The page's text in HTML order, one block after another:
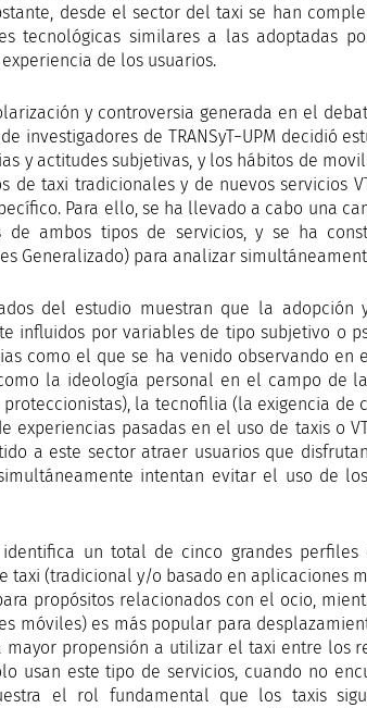
desde el sector del taxi se han
tecnológicas similares a las adoptadas
de los usuarios.
y controversia generada en el
investigadores de TRANSyT−UPM decidió
y actitudes subjetivas, y los hábitos de
de taxi tradicionales y de nuevos servicios
Para ello, se ha llevado a cabo una
de ambos tipos de servicios, y se ha
Generalizado) para analizar
del estudio muestran que la
influidos por variables de tipo subjetivo o
como el que se ha venido observando
la ideología personal en el campo de
la tecnofilia (la exigencia
experiencias pasadas en el uso de taxis o
a este sector atraer usuarios que
intentan evitar el uso de
identifica un total de cinco grandes
taxi (tradicional y/o basado en aplicaciones
propósitos relacionados con el ocio,
móviles) es más popular para
mayor propensión a utilizar el taxi entre los
usan este tipo de servicios, cuando no
el rol fundamental que los taxis